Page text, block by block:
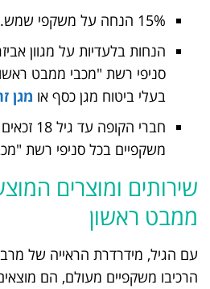
15% הנחה על משקפי שמש.
הנחות בלעדיות על מגוון
סניפי רשת "מכבי ממבט
בעלי ביטוח מגן כסף או מגן
חברי
משקפיים בכל סניפי רשת
שירותים ומוצרים
ממבט ראשון
עם הגיל, מידרדרת הראייה של
הרכיבו משקפיים מעולם, הם